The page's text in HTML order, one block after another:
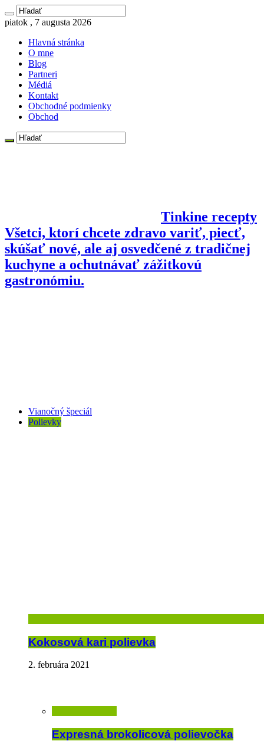
piatok , 7 augusta 2026
Hlavná stránka
O mne
Blog
Partneri
Médiá
Kontakt
Obchodné podmienky
Obchod
Tinkine recepty
Všetci, ktorí chcete zdravo variť, piecť,
skúšať nové, ale aj osvedčené z tradičnej
kuchyne a ochutnávať zážitkovú
gastronómiu.
Vianočný špeciál
Polievky
Kokosová kari polievka
2. februára 2021
Expresná brokolicová polievočka